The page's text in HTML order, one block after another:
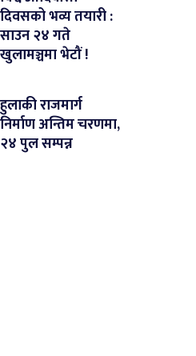
दिवसको भव्य तयारी :
साउन २४ गते
खुलामञ्चमा भेटौं !
हुलाकी राजमार्ग
निर्माण अन्तिम चरणमा,
२४ पुल सम्पन्न